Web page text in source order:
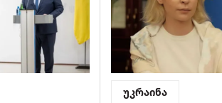
უკრაინა